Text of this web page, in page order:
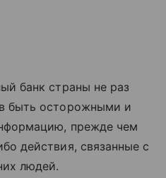
банк страны не раз
быть осторожными и
прежде чем
действия, связанные с
людей.